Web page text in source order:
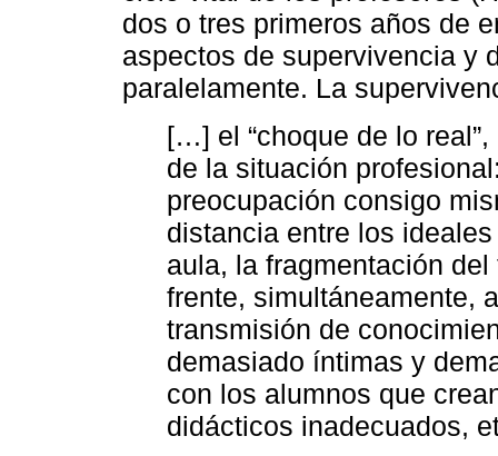
dos o tres primeros años de
aspectos de supervivencia y
paralelamente. La
[…] el “choque de lo
de la situación
preocupación consigo
distancia entre los
aula, la fragmentación
frente, simultáneamente,
transmisión de
demasiado íntimas y
con los alumnos que
didácticos inadecuados,